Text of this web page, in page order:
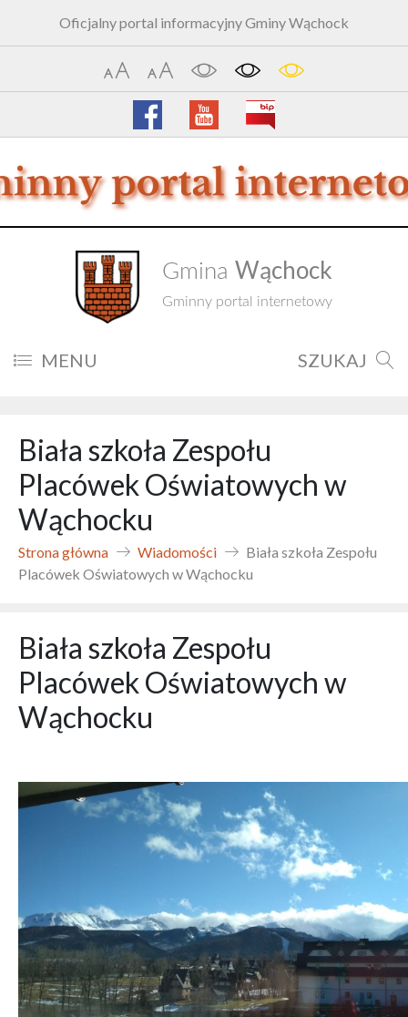
Oficjalny portal informacyjny Gminy Wąchock
Gmina Wąchock
Gminny portal internetowy
MENU SZUKAJ
Biała szkoła Zespołu
Placówek Oświatowych w
Wąchocku
Strona główna Wiadomości
Biała szkoła Zespołu
Placówek Oświatowych w Wąchocku
Biała szkoła Zespołu
Placówek Oświatowych w
Wąchocku